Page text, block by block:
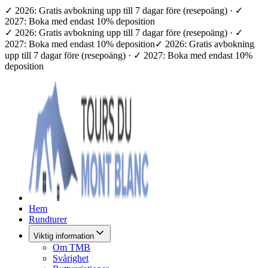
✓ 2026: Gratis avbokning upp till 7 dagar före (resepoäng) · ✓
2027: Boka med endast 10% deposition
✓ 2026: Gratis avbokning upp till 7 dagar före (resepoäng) · ✓
2027: Boka med endast 10% deposition✓ 2026: Gratis avbokning
upp till 7 dagar före (resepoäng) · ✓ 2027: Boka med endast 10%
deposition
Hem
Rundturer
Viktig information
Om TMB
Svårighet